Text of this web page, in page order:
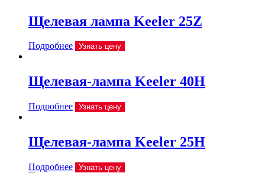
Щелевая лампа Keeler 25Z
Подробнее Узнать цену
Щелевая-лампа Keeler 40H
Подробнее Узнать цену
Щелевая-лампа Keeler 25H
Подробнее Узнать цену